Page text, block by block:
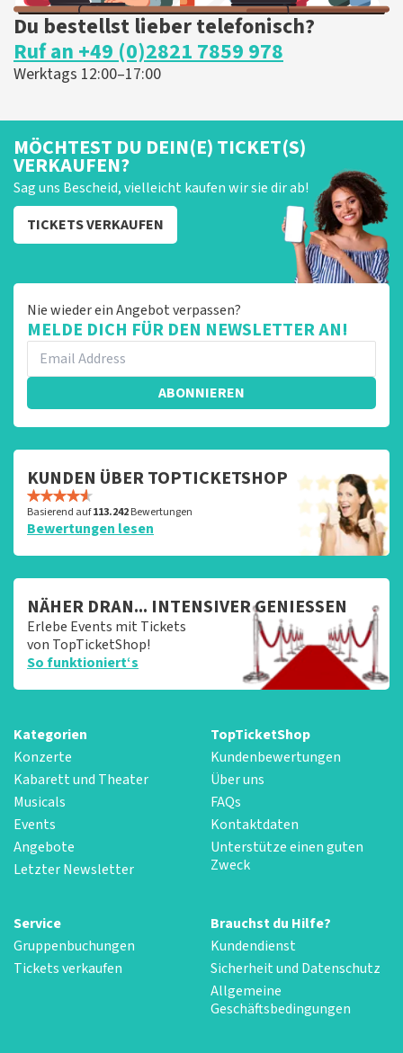
Du bestellst lieber telefonisch?
Ruf an +49 (0)2821 7859 978
Werktags 12:00–17:00
MÖCHTEST DU DEIN(E) TICKET(S)
VERKAUFEN?
Sag uns Bescheid, vielleicht kaufen wir sie dir ab!
TICKETS VERKAUFEN
Nie wieder ein Angebot verpassen?
MELDE DICH FÜR DEN NEWSLETTER AN!
ABONNIEREN
KUNDEN ÜBER TOPTICKETSHOP
Basierend auf113.242Bewertungen
Bewertungen lesen
NÄHER DRAN... INTENSIVER GENIESSEN
Erlebe Events mit Tickets
von TopTicketShop!
So funktioniert‘s
Kategorien
Konzerte
Kabarett und Theater
Musicals
Events
Angebote
Letzter Newsletter
TopTicketShop
Kundenbewertungen
Über uns
FAQs
Kontaktdaten
Unterstütze einen guten
Zweck
Service
Gruppenbuchungen
Tickets verkaufen
Brauchst du Hilfe?
Kundendienst
Sicherheit und Datenschutz
Allgemeine
Geschäftsbedingungen